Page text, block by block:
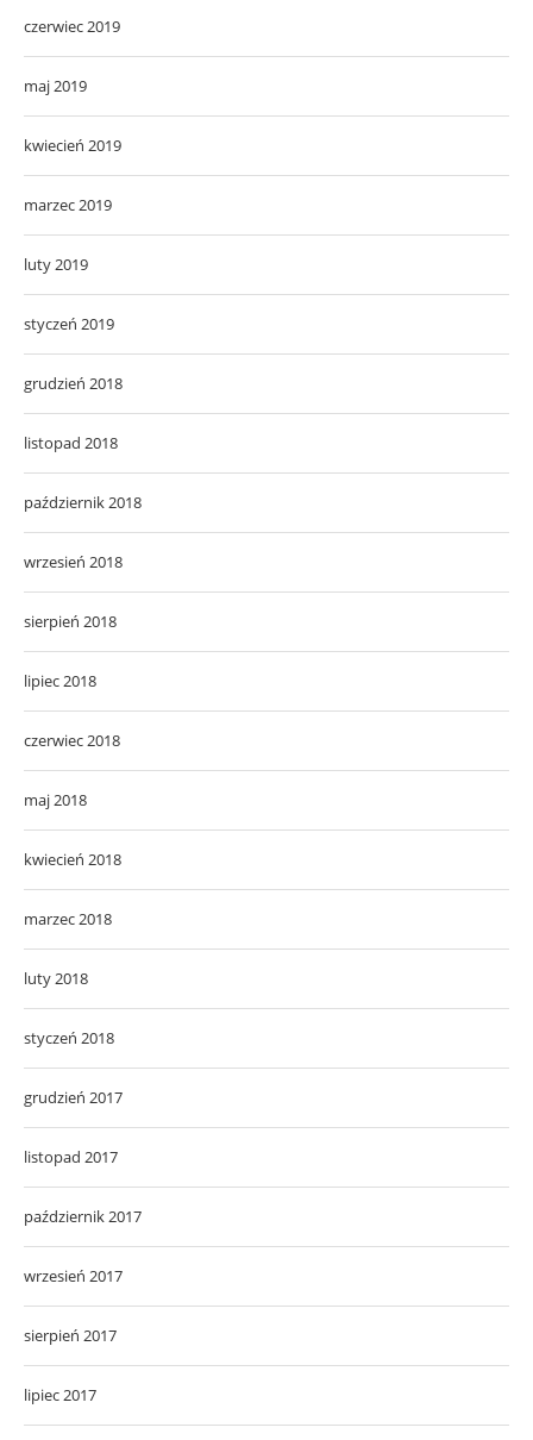
czerwiec 2019
maj 2019
kwiecień 2019
marzec 2019
luty 2019
styczeń 2019
grudzień 2018
listopad 2018
październik 2018
wrzesień 2018
sierpień 2018
lipiec 2018
czerwiec 2018
maj 2018
kwiecień 2018
marzec 2018
luty 2018
styczeń 2018
grudzień 2017
listopad 2017
październik 2017
wrzesień 2017
sierpień 2017
lipiec 2017